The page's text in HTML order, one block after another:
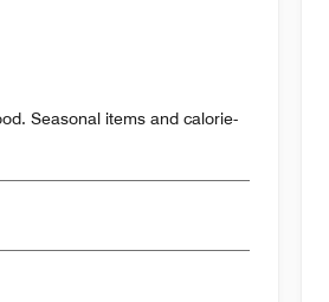
Seasonal items and calorie-